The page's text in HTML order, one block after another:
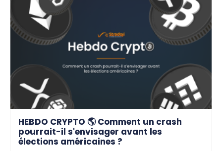
HEBDO CRYPTO 🌎 Comment un crash
pourrait-il s'envisager avant les
élections américaines ?